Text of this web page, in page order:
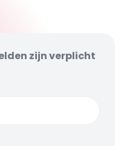
zijn verplicht